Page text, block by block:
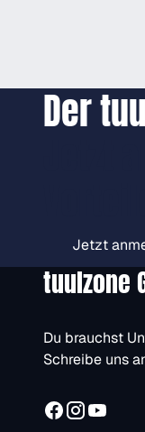
Der
Jetzt
tuulzone
Du brauchst
Schreibe uns